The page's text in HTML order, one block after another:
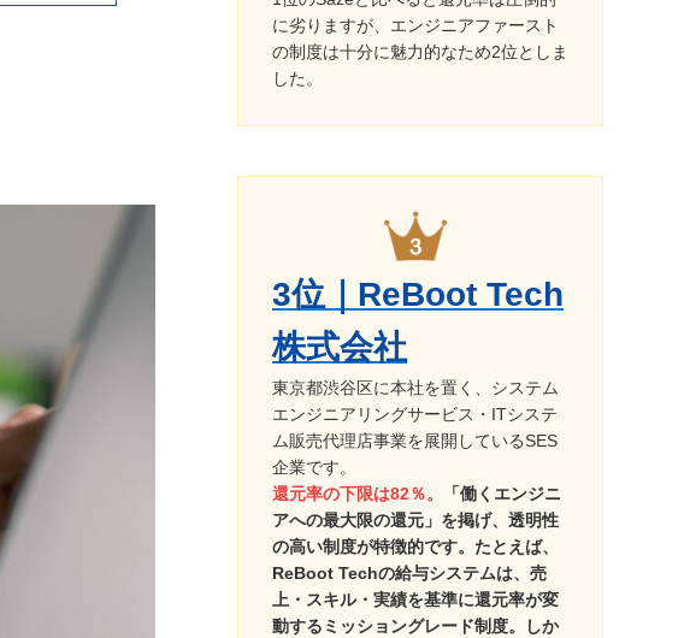
に劣りますが、エンジニアファースト
の制度は十分に魅力的なため2位としま
した。
3位｜ReBoot Tech
株式会社
東京都渋谷区に本社を置く、システム
エンジニアリングサービス・ITシステ
ム販売代理店事業を展開しているSES
企業です。
還元率の下限は82％。
「働くエンジニ
アへの最大限の還元」を掲げ、透明性
の高い制度が特徴的です。たとえば、
ReBoot Techの給与システムは、売
上・スキル・実績を基準に還元率が変
動するミッショングレード制度。しか